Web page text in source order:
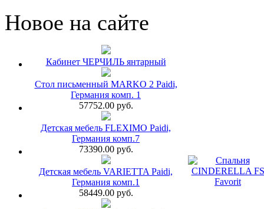
Новое на сайте
Кабинет ЧЕРЧИЛЬ янтарный
Стол письменный MARKO 2 Paidi,
Германия комп. 1
57752.00 руб.
Детская мебель FLEXIMO Paidi,
Германия комп.7
73390.00 руб.
Детская мебель VARIETTA Paidi,
Германия комп.1
58449.00 руб.